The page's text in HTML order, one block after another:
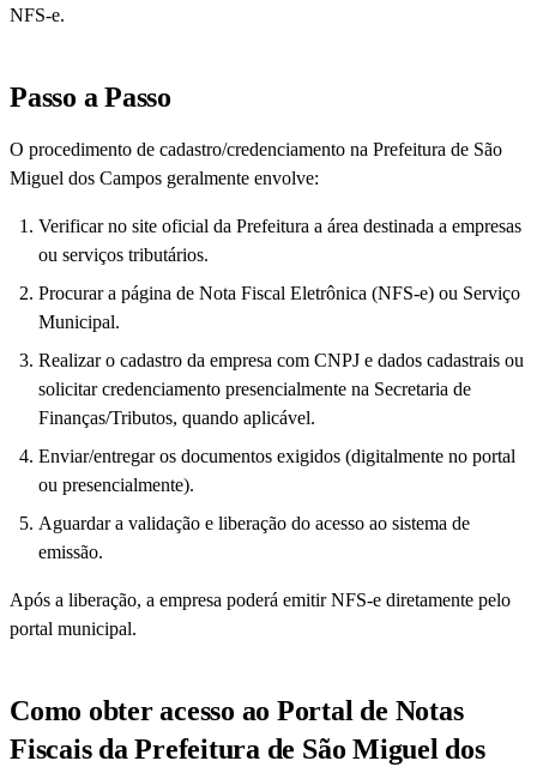
NFS-e.
Passo a Passo
O procedimento de cadastro/credenciamento na Prefeitura de São
Miguel dos Campos geralmente envolve:
Verificar no site oficial da Prefeitura a área destinada a empresas
ou serviços tributários.
Procurar a página de Nota Fiscal Eletrônica (NFS-e) ou Serviço
Municipal.
Realizar o cadastro da empresa com CNPJ e dados cadastrais ou
solicitar credenciamento presencialmente na Secretaria de
Finanças/Tributos, quando aplicável.
Enviar/entregar os documentos exigidos (digitalmente no portal
ou presencialmente).
Aguardar a validação e liberação do acesso ao sistema de
emissão.
Após a liberação, a empresa poderá emitir NFS-e diretamente pelo
portal municipal.
Como obter acesso ao Portal de Notas
Fiscais da Prefeitura de São Miguel dos